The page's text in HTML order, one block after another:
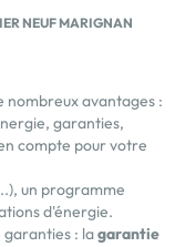
NEUF MARIGNAN
avantages :
garanties,
compte pour votre
un programme
d'énergie.
garanties : lagarantie